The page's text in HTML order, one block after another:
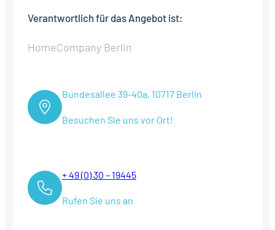
Verantwortlich für das Angebot ist:
HomeCompany Berlin
Bundesallee 39-40a, 10717 Berlin
Besuchen Sie uns vor Ort!
+ 49 (0) 30 – 19445
Rufen Sie uns an